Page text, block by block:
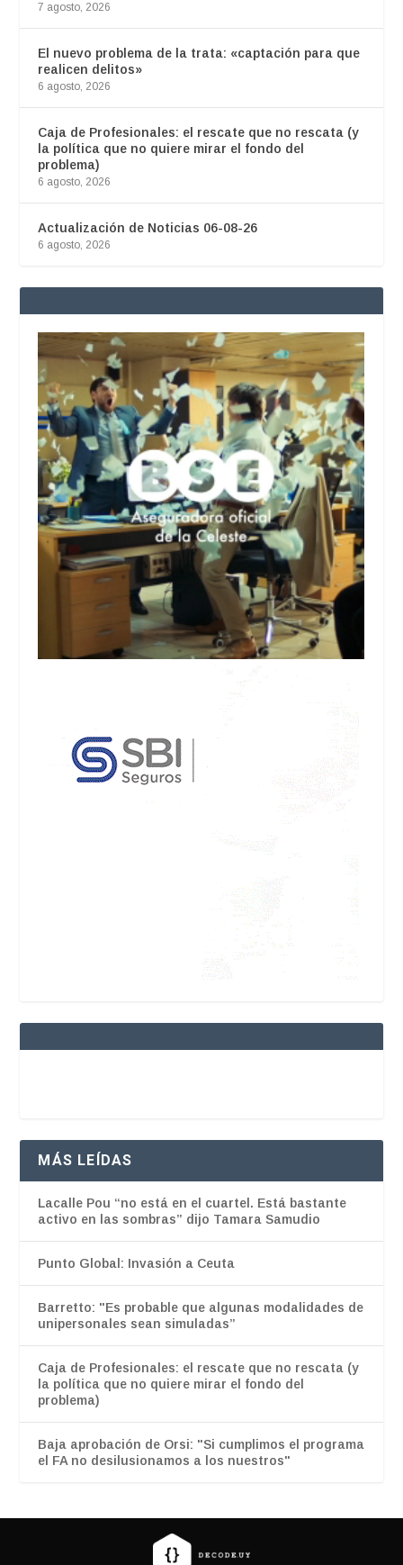
7 agosto, 2026
El nuevo problema de la trata: «captación para que
realicen delitos»
6 agosto, 2026
Caja de Profesionales: el rescate que no rescata (y
la política que no quiere mirar el fondo del
problema)
6 agosto, 2026
Actualización de Noticias 06-08-26
6 agosto, 2026
MÁS LEÍDAS
Lacalle Pou “no está en el cuartel. Está bastante
activo en las sombras” dijo Tamara Samudio
Punto Global: Invasión a Ceuta
Barretto: "Es probable que algunas modalidades de
unipersonales sean simuladas”
Caja de Profesionales: el rescate que no rescata (y
la política que no quiere mirar el fondo del
problema)
Baja aprobación de Orsi: "Si cumplimos el programa
el FA no desilusionamos a los nuestros"